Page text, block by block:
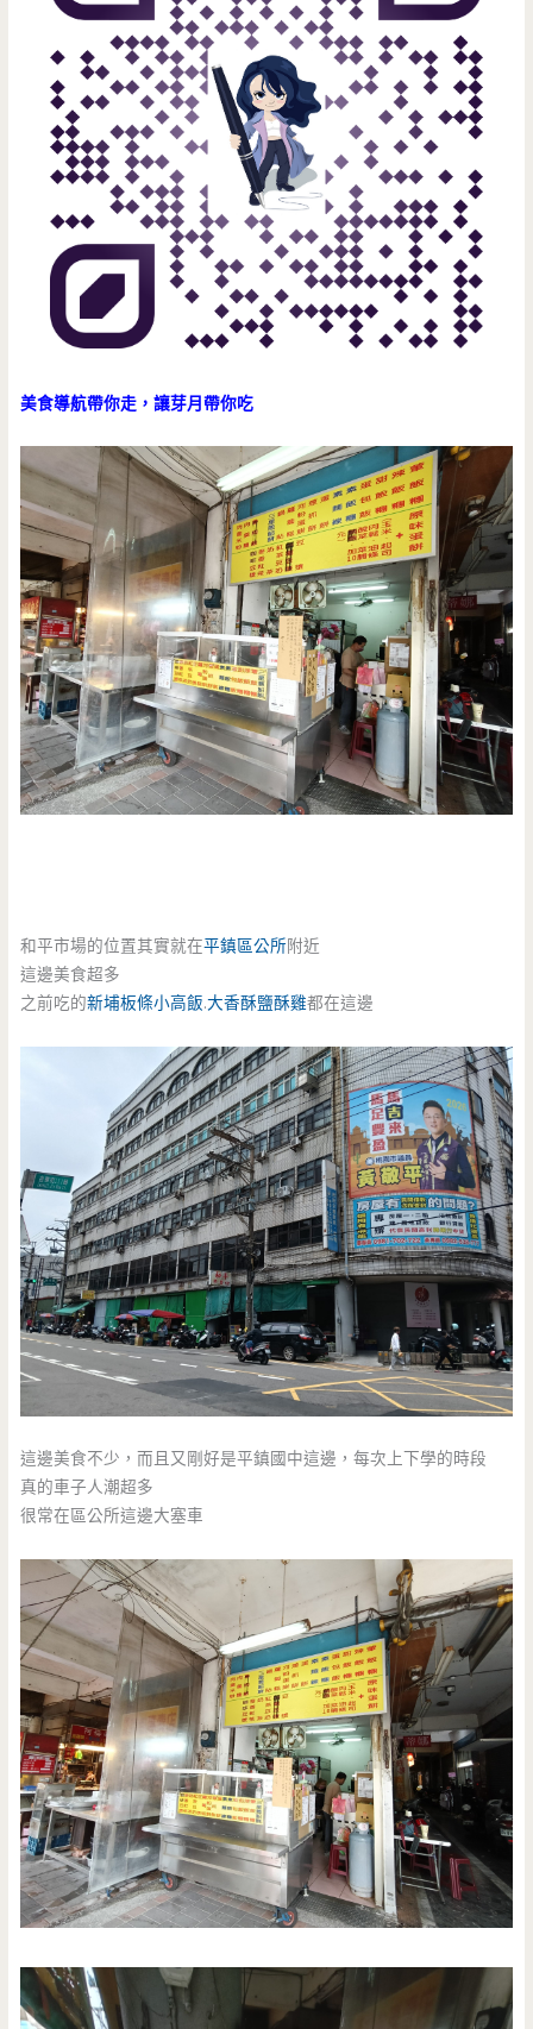
美食導航帶你走，讓芽月帶你吃
和平市場的位置其實就在平鎮區公所附近
這邊美食超多
之前吃的新埔板條小高飯.大香酥鹽酥雞都在這邊
這邊美食不少，而且又剛好是平鎮國中這邊，每次上下學的時段
真的車子人潮超多
很常在區公所這邊大塞車